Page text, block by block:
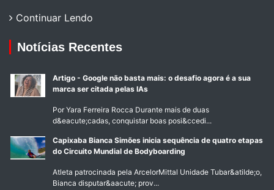
Continuar Lendo
Notícias Recentes
Artigo - Google não basta mais: o desafio agora é a sua
marca ser citada pelas IAs
Por Yara Ferreira Rocca Durante mais de duas
d&eacute;cadas, conquistar boas posi&ccedi...
Capixaba Bianca Simões inicia sequência de quatro etapas
do Circuito Mundial de Bodyboarding
Atleta patrocinada pela ArcelorMittal Unidade Tubar&atilde;o,
Bianca disputar&aacute; prov...